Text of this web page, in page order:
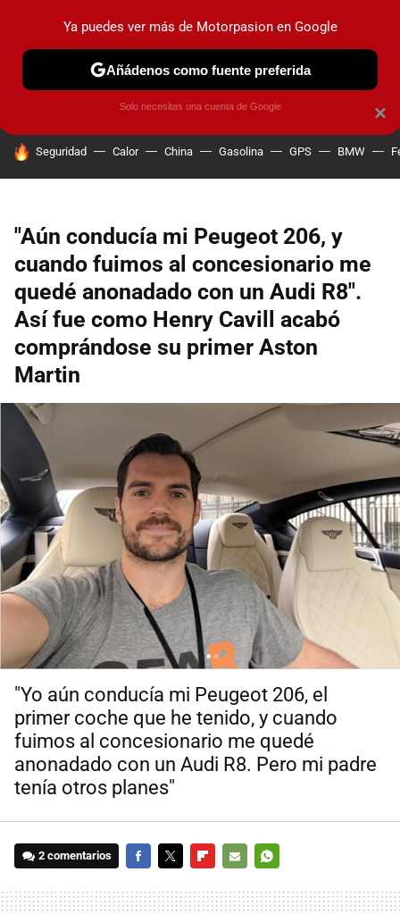
PRUEBAS COCHES ELÉCTRICOS OBSERVATORIO
HOY SE HABLA DE
Seguridad Calor China Gasolina GPS BMW
"Aún conducía mi Peugeot 206, y
cuando fuimos al concesionario me
quedé anonadado con un Audi R8".
Así fue como Henry Cavill acabó
comprándose su primer Aston
Martin
"Yo aún conducía mi Peugeot 206, el
primer coche que he tenido, y cuando
fuimos al concesionario me quedé
anonadado con un Audi R8. Pero mi padre
tenía otros planes"
2 comentarios
MAIL
×
Ya puedes ver más de Motorpasion en Google
Añádenos como fuente preferida
Solo necesitas una cuenta de Google